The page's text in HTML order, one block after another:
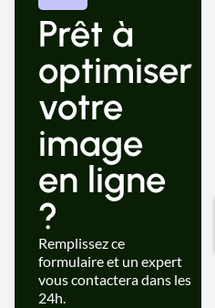
Prêt à
optimiser
votre
image
en ligne
?
Remplissez ce
formulaire et un expert
vous contactera dans les
24h.